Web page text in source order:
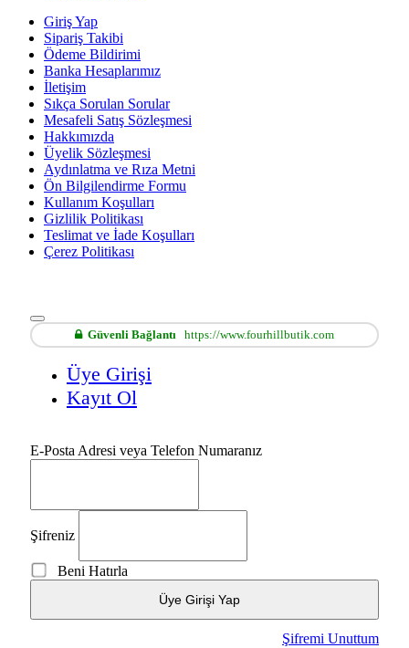
Giriş Yap
Sipariş Takibi
Ödeme Bildirimi
Banka Hesaplarımız
İletişim
Sıkça Sorulan Sorular
Mesafeli Satış Sözleşmesi
Hakkımızda
Üyelik Sözleşmesi
Aydınlatma ve Rıza Metni
Ön Bilgilendirme Formu
Kullanım Koşulları
Gizlilik Politikası
Teslimat ve İade Koşulları
Çerez Politikası
Güvenli Bağlantı https://www.fourhillbutik.com
Üye Girişi
Kayıt Ol
E-Posta Adresi veya Telefon Numaranız
Şifreniz
Beni Hatırla
Üye Girişi Yap
Şifremi Unuttum